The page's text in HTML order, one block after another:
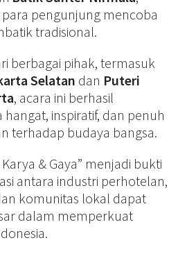
pengunjung mencoba
tradisional.
berbagai pihak, termasuk
Selatan dan Puteri
, acara ini berhasil
inspiratif, dan penuh
terhadap budaya bangsa.
& Gaya” menjadi bukti
antara industri perhotelan,
komunitas lokal dapat
dalam memperkuat